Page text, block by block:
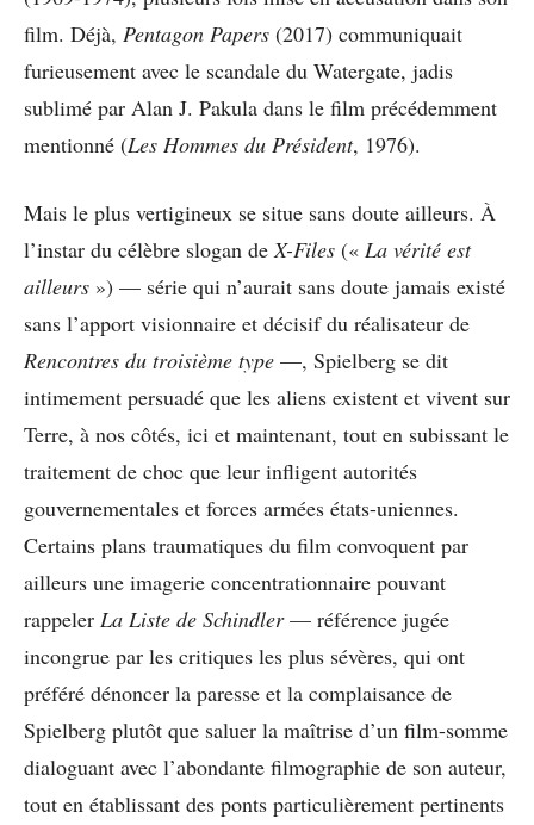
film. Déjà, Pentagon Papers (2017) communiquait
furieusement avec le scandale du Watergate, jadis
sublimé par Alan J. Pakula dans le film précédemment
mentionné (Les Hommes du Président, 1976).
Mais le plus vertigineux se situe sans doute ailleurs. À
l’instar du célèbre slogan deX-Files (« La vérité est
ailleurs ») — série qui n’aurait sans doute jamais existé
sans l’apport visionnaire et décisif du réalisateur de
Rencontres du troisième type —, Spielberg se dit
intimement persuadé que les aliens existent et vivent sur
Terre, à nos côtés, ici et maintenant, tout en subissant le
traitement de choc que leur infligent autorités
gouvernementales et forces armées états-uniennes.
Certains plans traumatiques du film convoquent par
ailleurs une imagerie concentrationnaire pouvant
rappeler La Liste de Schindler— référence jugée
incongrue par les critiques les plus sévères, qui ont
préféré dénoncer la paresse et la complaisance de
Spielberg plutôt que saluer la maîtrise d’un film-somme
dialoguant avec l’abondante filmographie de son auteur,
tout en établissant des ponts particulièrement pertinents